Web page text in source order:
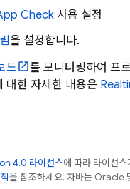
Check 사용 설정
을 설정합니다.
드
를 모니터링하여 프
대한 자세한 내용은
4.0 라이선스에 따라 라이선
을 참조하세요. 자바는 Oracle